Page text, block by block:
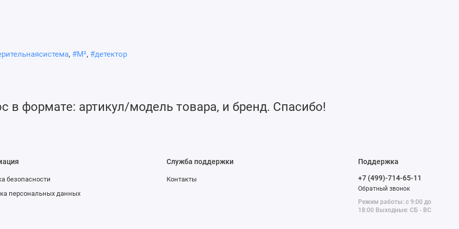
комплексного анализа лазеров большинства длин волн.
комплект поставки
, #M², #детектор
в формате: артикул/модель товара, и бренд. Спасибо!
безопасности
персональных данных
Служба поддержки
Контакты
Поддержка
+7 (499)-714-65-11
Обратный звонок
Режим работы: с 9:00 до
18:00 Выходные: СБ - ВС